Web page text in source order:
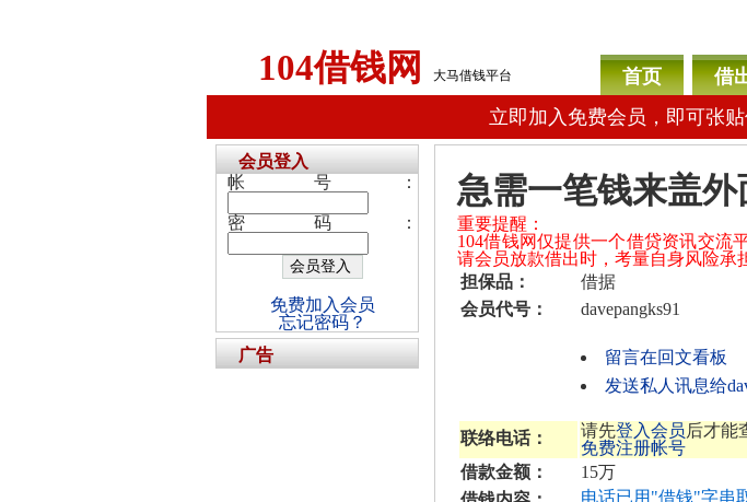
104借钱网 大马借钱平台 首页 借
立即加入免费会员，即可张
急需一笔钱来盖外
重要提醒：
104借钱网仅提供一个借贷资讯交流
请会员放款借出时，考量自身风险承
担保品：
借据
会员代号：
davepangks91
留言在回文看板
发送私人讯息给
联络电话： 请先登入会员后才能
免费注册帐号
借款金额：
15万
电话已用"借钱"字串
会员登入
帐号：
密码：
免费加入会员
忘记密码？
广告